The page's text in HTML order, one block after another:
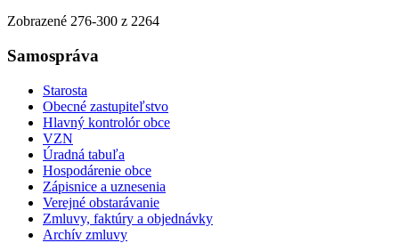
Zobrazené 276-300 z 2264
Samospráva
Starosta
Obecné zastupiteľstvo
Hlavný kontrolór obce
VZN
Úradná tabuľa
Hospodárenie obce
Zápisnice a uznesenia
Verejné obstarávanie
Zmluvy, faktúry a objednávky
Archív zmluvy